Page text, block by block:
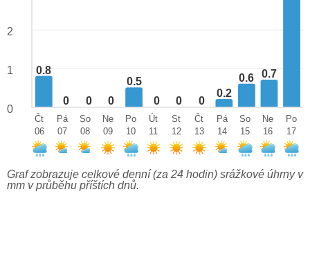
0.8
0 0 0
0.5
0 0 0
0.2
0.6 0.7
2
1
0
Čt
06
Pá
07
So
08
Ne
09
Po
10
Út
11
St
12
Čt
13
Pá
14
So
15
Ne
16
Po
17
Graf zobrazuje celkové denní (za 24 hodin) srážkové úhrny v
mm v průběhu příštích dnů.